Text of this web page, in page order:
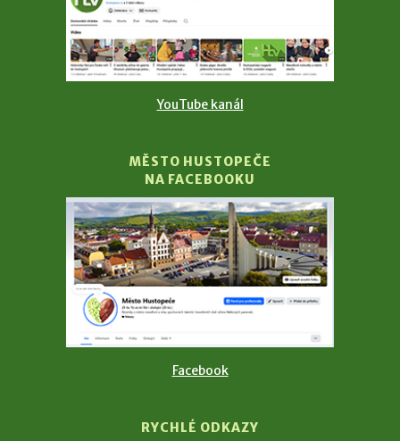
YouTube kanál
MĚSTO HUSTOPEČE
NA FACEBOOKU
Facebook
RYCHLÉ ODKAZY